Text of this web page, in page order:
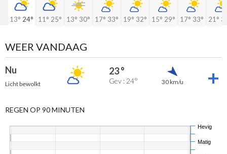
13° 24° 11° 25° 13° 30° 17° 33° 19° 32° 15° 29° 17° 33° 21°
WEER VANDAAG
Nu
Licht bewolkt
23 °
Gev : 24° 30 km/u
REGEN OP 90 MINUTEN
Matig
Hevig